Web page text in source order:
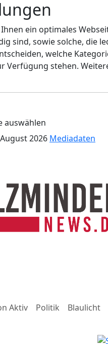
ein optimales
sind, sowie solche, die
welche
Verfügung stehen.
auswählen
2026 Mediadaten
Aktiv Politik Blaulicht